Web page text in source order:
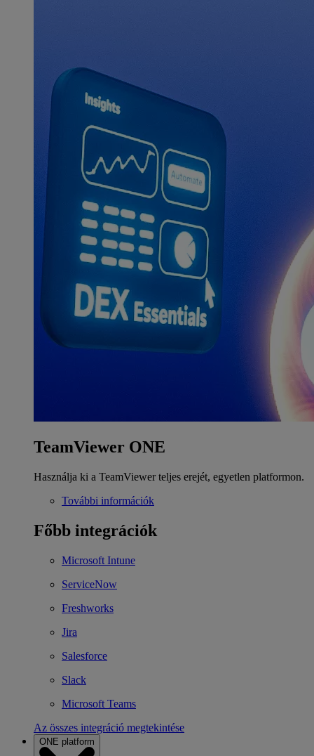
TeamViewer ONE
Használja ki a TeamViewer teljes erejét, egyetlen platformon.
További információk
Főbb integrációk
Microsoft Intune
ServiceNow
Freshworks
Jira
Salesforce
Slack
Microsoft Teams
Az összes integráció megtekintése
ONE platform